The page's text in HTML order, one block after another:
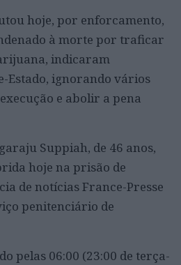
hoje, por enforcamento,
à morte por traficar
indicaram
Estado, ignorando vários
e abolir a pena
Suppiah, de 46 anos,
hoje na prisão de
de notícias France-Presse
penitenciário de
pelas 06:00 (23:00 de terça-